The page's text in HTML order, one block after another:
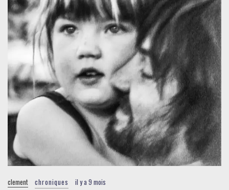
clement chroniques il y a 9 mois